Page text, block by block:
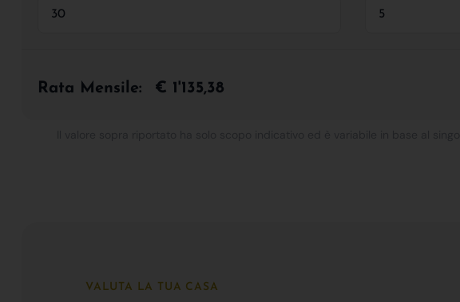
Rata Mensile: € 1'135,38
VALUTA LA TUA CASA